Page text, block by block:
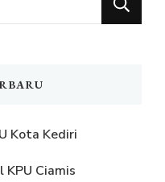
Kota Kediri
Ciamis